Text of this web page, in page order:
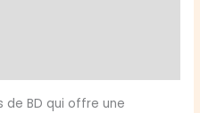
de BD qui offre une